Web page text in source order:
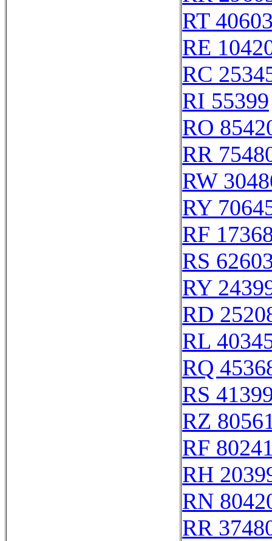
RT
RE
RC
RI 55399
RO
RR
RW
RY
RF
RS
RY
RD
RL
RQ
RS
RZ
RF
RH
RN
RR